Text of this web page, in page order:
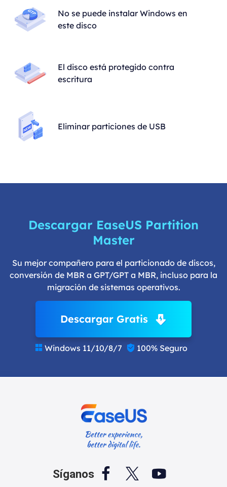
No se puede instalar Windows en
este disco
El disco está protegido contra
escritura
Eliminar particiones de USB
Descargar EaseUS Partition
Master
Su mejor compañero para el particionado de discos,
conversión de MBR a GPT/GPT a MBR, incluso para la
migración de sistemas operativos.
Descargar Gratis
 Windows 11/10/8/7  100% Seguro
Síganos   